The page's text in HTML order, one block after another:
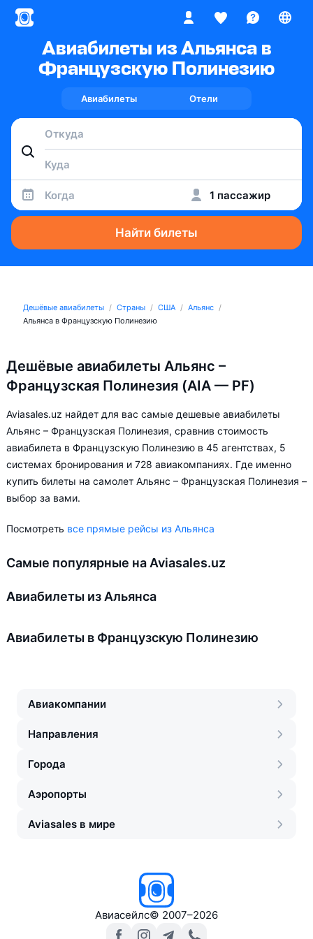
Авиабилеты из Альянса в
Французскую Полинезию
Авиабилеты Отели
Когда 1 пассажир
Найти билеты
Дешёвые авиабилеты Страны США
Альянс
Альянса в Французскую Полинезию
Дешёвые авиабилеты Альянс –
Французская Полинезия (AIA — PF)
Aviasales.uz найдет для вас самые дешевые авиабилеты
Альянс – Французская Полинезия, сравнив стоимость
авиабилета в Французскую Полинезию в 45 агентствах, 5
системах бронирования и 728 авиакомпаниях. Где именно
купить билеты на самолет Альянс – Французская Полинезия –
выбор за вами.
Посмотреть все прямые рейсы из Альянса
Самые популярные на Aviasales.uz
Авиабилеты из Альянса
Авиабилеты в Французскую Полинезию
Авиакомпании
Направления
Города
Аэропорты
Aviasales в мире
Авиасейлс© 2007–2026